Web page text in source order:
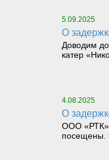
5.09.2025
О
Доводим
катер
4.08.2025
О
ООО «РТК»
посещены.